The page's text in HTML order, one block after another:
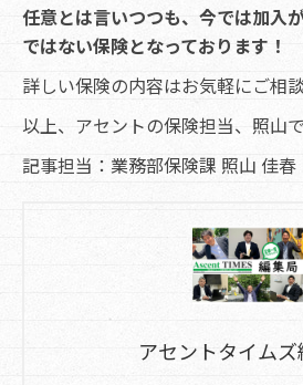
任意とは言いつつも、今では加入
ではない保険となっております！
詳しい保険の内容はお気軽にご相
以上、アセントの保険担当、照山
記事担当：業務部保険課 照山 佳春
アセントタイム